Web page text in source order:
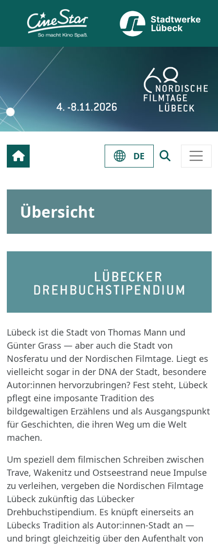
DE
Übersicht
Lübeck ist die Stadt von Thomas Mann und
Günter Grass — aber auch die Stadt von
Nosferatu und der Nordischen Filmtage. Liegt es
vielleicht sogar in der DNA der Stadt, besondere
Autor:innen hervorzubringen? Fest steht, Lübeck
pflegt eine imposante Tradition des
bildgewaltigen Erzählens und als Ausgangspunkt
für Geschichten, die ihren Weg um die Welt
machen.
Um speziell dem filmischen Schreiben zwischen
Trave, Wakenitz und Ostseestrand neue Impulse
zu verleihen, vergeben die Nordischen Filmtage
Lübeck zukünftig das Lübecker
Drehbuchstipendium. Es knüpft einerseits an
Lübecks Tradition als Autor:innen-Stadt an —
und bringt gleichzeitig über den Aufenthalt von